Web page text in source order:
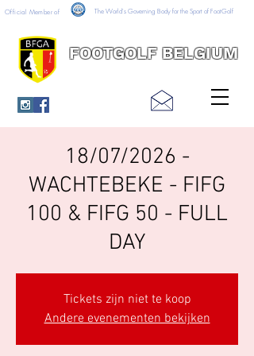
FOOTGOLF BELGIUM
Official Member of The World's Governing Body for the Sport of FootGolf
18/07/2026 -
WACHTEBEKE - FIFG
100 & FIFG 50 - FULL
DAY
Tickets zijn niet te koop
Andere evenementen bekijken